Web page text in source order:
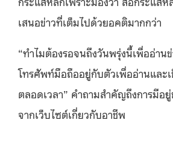
เสนอข่าวที่เต็มไปด้วยอคติมากกว่า
“ทำไมต้องรอจนถึงวันพรุ่งนี้เพื่ออ่านข่
โทรศัพท์มือถืออยู่กับตัวเพื่ออ่านและ
ตลอดเวลา” คำถามสำคัญถึงการมีอ
จากเว็บไซต์เกี่ยวกับอาชีพ